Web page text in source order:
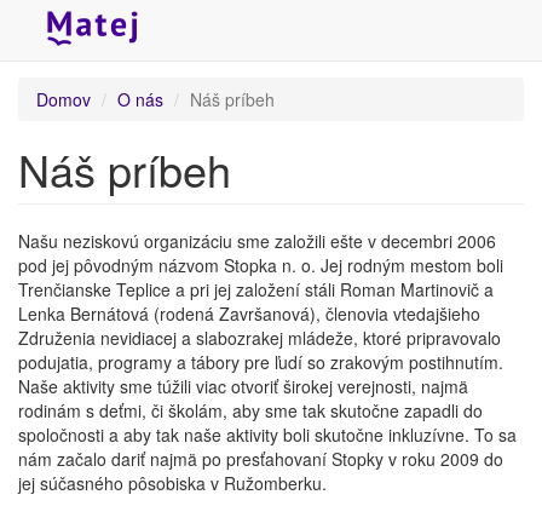
Skočiť
obsah
Domov O nás Náš príbeh
Náš príbeh
Našu neziskovú organizáciu sme založili ešte v decembri 2006
pod jej pôvodným názvom Stopka n. o. Jej rodným mestom boli
Trenčianske Teplice a pri jej založení stáli Roman Martinovič a
Lenka Bernátová (rodená Završanová), členovia vtedajšieho
Združenia nevidiacej a slabozrakej mládeže, ktoré pripravovalo
podujatia, programy a tábory pre ľudí so zrakovým postihnutím.
Naše aktivity sme túžili viac otvoriť širokej verejnosti, najmä
rodinám s deťmi, či školám, aby sme tak skutočne zapadli do
spoločnosti a aby tak naše aktivity boli skutočne inkluzívne. To sa
nám začalo dariť najmä po presťahovaní Stopky v roku 2009 do
jej súčasného pôsobiska v Ružomberku.